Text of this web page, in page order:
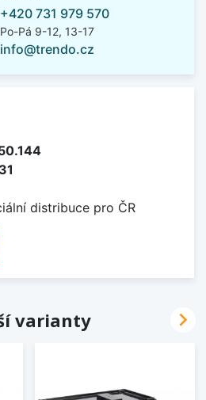
+420 731 979 570
Po-Pá 9-12, 13-17
info@trendo.cz
distribuce pro ČR
varianty 